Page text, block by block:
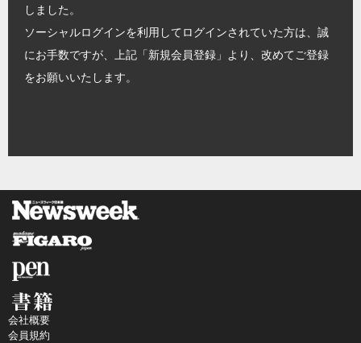
しました。
ソーシャルログインを利用してログインされていた方は、誠
にお手数ですが、上記「新規会員登録」より、改めてご登録
をお願いいたします。
会社概要
会員規約